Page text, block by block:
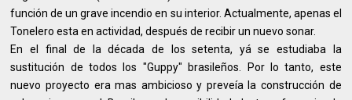
función de un grave incendio en su interior. Actualmente, apenas el
Tonelero esta en actividad, después de recibir un nuevo sonar.
En el final de la década de los setenta, yá se estudiaba la
sustitución de todos los "Guppy" brasileños. Por lo tanto, este
nuevo proyecto era mas ambicioso y preveía la construcción de